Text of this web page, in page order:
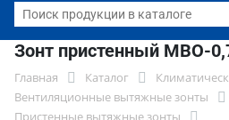
Зонт пристенный МВО-
Главная Каталог
Вентиляционные вытяжные зонты
Пристенные вытяжные зонты